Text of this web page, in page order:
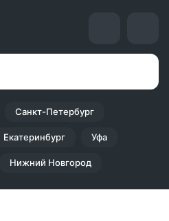
Санкт-Петербург
Екатеринбург Уфа
Нижний Новгород